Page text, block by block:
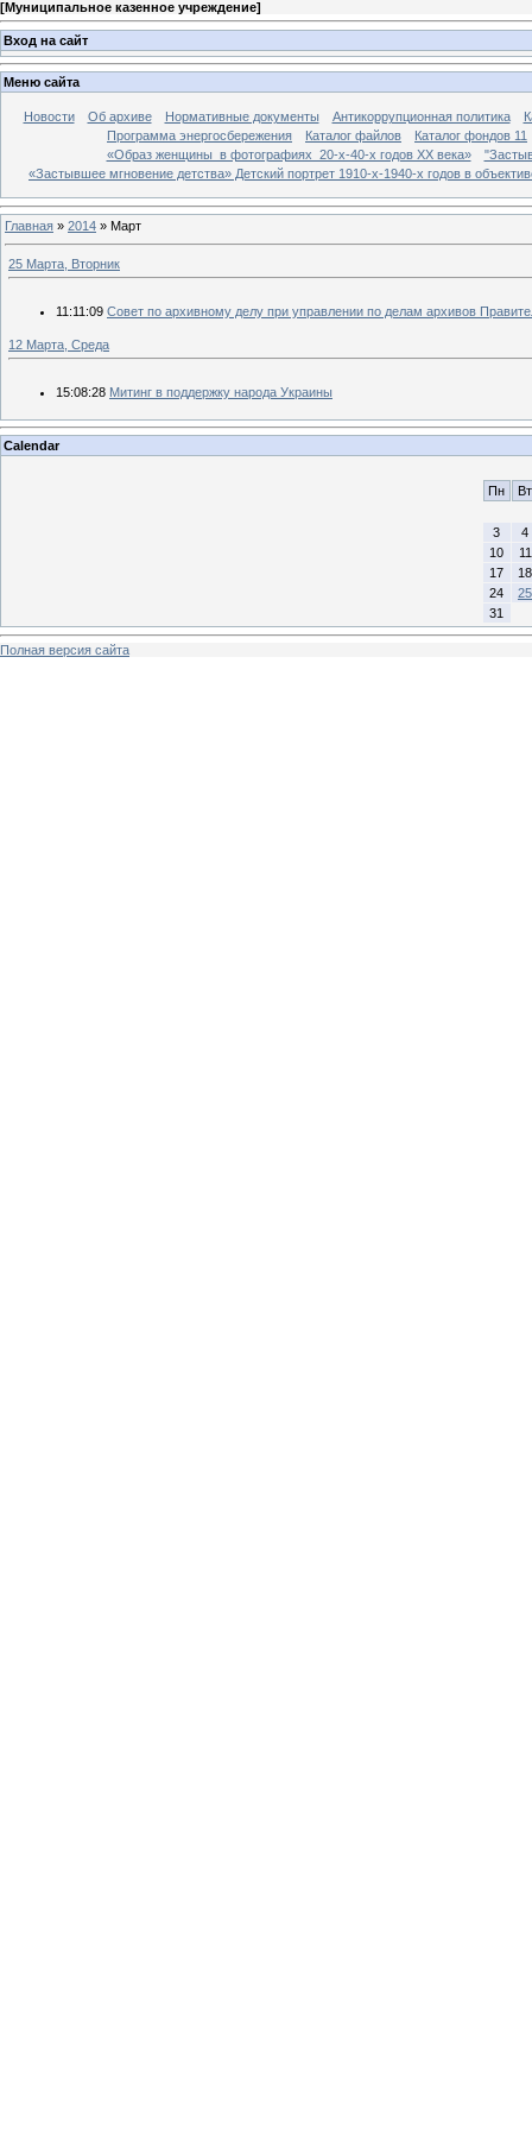
[Муниципальное казенное учреждение]
Вход на сайт
Меню сайта
Новости Об архиве Нормативные документы Антикоррупционная политика
Программа энергосбережения
Каталог файлов
Каталог фондов 11
«Образ женщины в фотографиях 20-х-40-х годов ХХ века»
«Застывшее мгновение детства» Детский портрет 1910-х-1940-х годов в
Главная » 2014 » Март
25 Марта, Вторник
11:11:09 Совет по архивному делу при управлении по делам архивов
12 Марта, Среда
15:08:28 Митинг в поддержку народа Украины
Calendar
Пн Вт
3
4
10
11
17
18
24
25
31
Полная версия сайта